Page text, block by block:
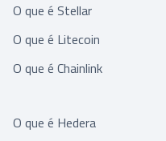
O que é Stellar
O que é Litecoin
O que é Chainlink
O que é Hedera